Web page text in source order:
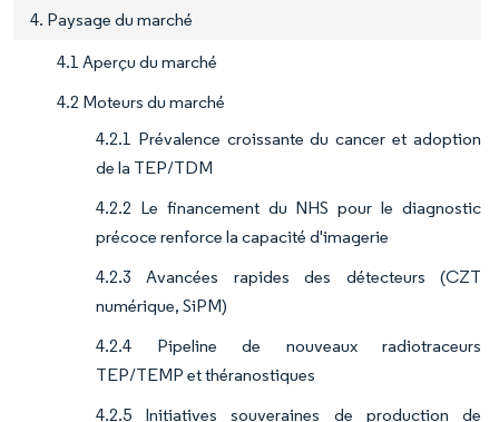
4. Paysage du marché
4.1 Aperçu du marché
4.2 Moteurs du marché
4.2.1 Prévalence croissante du cancer et adoption
de la TEP/TDM
4.2.2 Le financement du NHS pour le diagnostic
précoce renforce la capacité d'imagerie
4.2.3 Avancées rapides des détecteurs (CZT
numérique, SiPM)
4.2.4 Pipeline de nouveaux radiotraceurs
TEP/TEMP et théranostiques
4.2.5 Initiatives souveraines de production de